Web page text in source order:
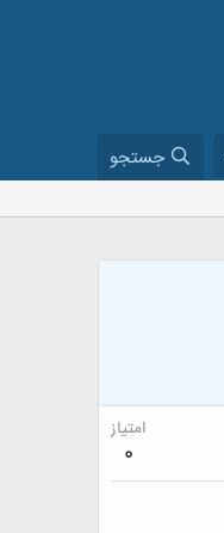
جستجو
امتیاز
0